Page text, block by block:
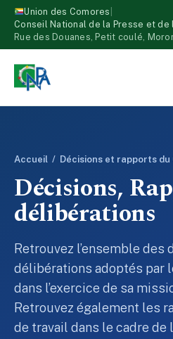
Union des Comores
Conseil National de la Presse et de
Rue des Douanes, Petit coulé,
Accueil / Décisions et rapports du
Décisions,
délibérations
Retrouvez l’ensemble des
délibérations adoptés par
dans l’exercice de sa
Retrouvez également les
de travail dans le cadre de